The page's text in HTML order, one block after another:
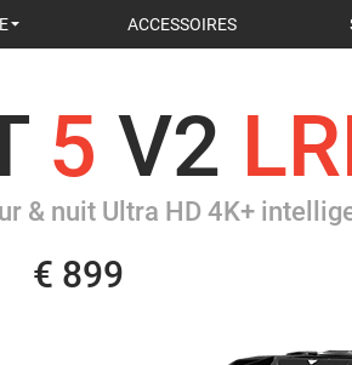
ACCESSOIRES
5 V2
& nuit Ultra HD 4K+
€ 899